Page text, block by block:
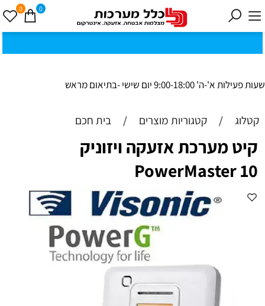
כ
ת
וב
ת
ינ
ו:ז
ב
וט
ינ
ס
קי1
8
0ב
נ
י ב
ר
ק
שעות פעילות א'-ה' 9:00-18:00 יום שישי -בתיאום מראש
0 0
קטלוג / קטגוריות מוצרים / בית חכם
קיט מערכת אזעקה ויזוניק
PowerMaster 10